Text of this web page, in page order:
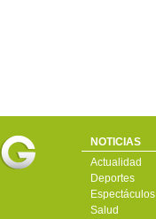
NOTICIAS
Actualidad
Deportes
Espectáculos
Salud